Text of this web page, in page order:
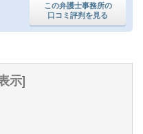
この弁護士事務所の
口コミ評判を見る
示]